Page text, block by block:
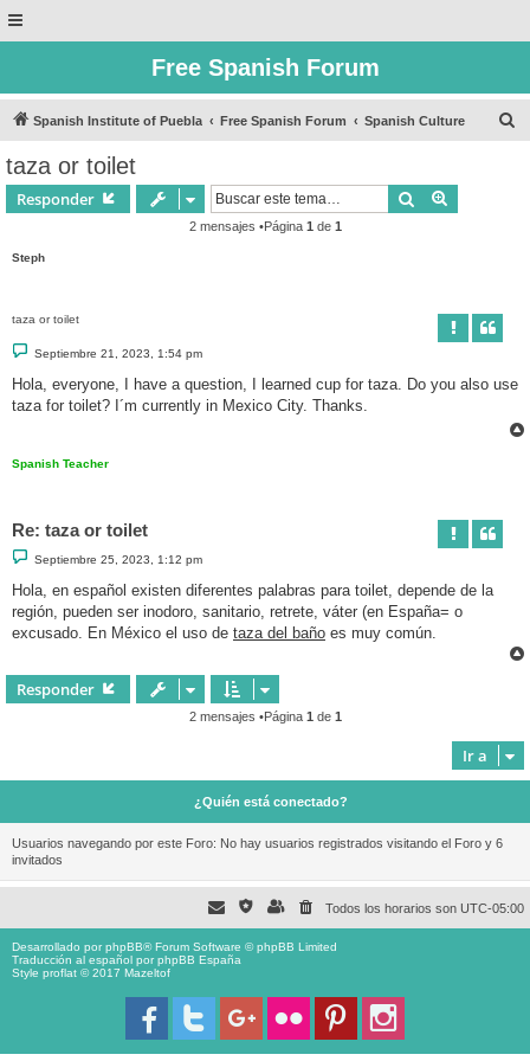
Free Spanish Forum
Spanish Institute of Puebla Free Spanish Forum Spanish Culture
taza or toilet
Responder Buscar
2 mensajes •Página 1 de 1
Steph
taza or toilet
M
e
n
s
a
Septiembre 21, 2023, 1:54 pm
Hola, everyone, I have a question, I learned cup for taza. Do you also use
taza for toilet? I´m currently in Mexico City. Thanks.
Spanish Teacher
Re: taza or toilet
M
e
n
s
a
j
e
Septiembre 25, 2023, 1:12 pm
Hola, en español existen diferentes palabras para toilet, depende de la
región, pueden ser inodoro, sanitario, retrete, váter (en España= o
excusado. En México el uso de taza del baño es muy común.
Responder
2 mensajes •Página 1 de 1
Ir a
¿Quién está conectado?
Usuarios navegando por este Foro: No hay usuarios registrados visitando el Foro y 6
invitados
Todos los horarios son UTC-05:00
Desarrollado porphpBB® Forum Software © phpBB Limited
Traducción al español porphpBB España
Style proflat © 2017 Mazeltof